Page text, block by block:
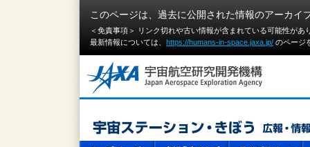
このページは、過去に公開された情報のアーカイ
＜免責事項＞ リンク切れや古い情報が含まれている可能性が
最新情報については、 https://humans-in-space.jaxa.jp/ のページ